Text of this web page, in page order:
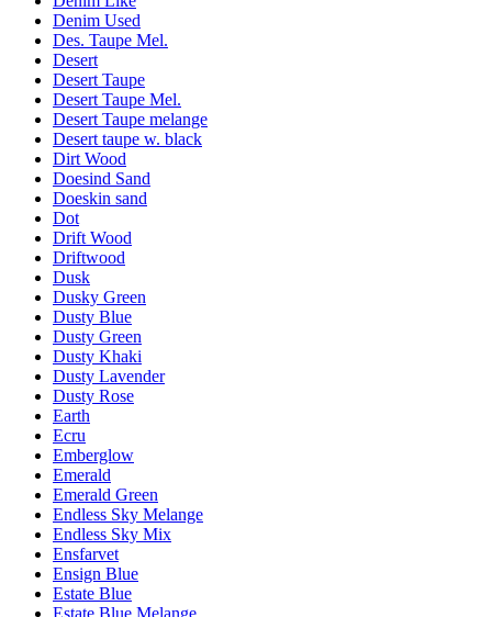
Denim Used
Des. Taupe Mel.
Desert
Desert Taupe
Desert Taupe Mel.
Desert Taupe melange
Desert taupe w. black
Dirt Wood
Doesind Sand
Doeskin sand
Dot
Drift Wood
Driftwood
Dusk
Dusky Green
Dusty Blue
Dusty Green
Dusty Khaki
Dusty Lavender
Dusty Rose
Earth
Ecru
Emberglow
Emerald
Emerald Green
Endless Sky Melange
Endless Sky Mix
Ensfarvet
Ensign Blue
Estate Blue
Estate Blue Melange